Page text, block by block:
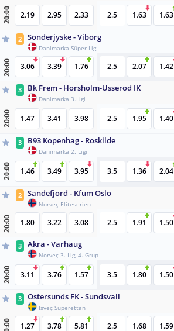
20:00 2.19 2.95 2.33 2.5 1.63 1.63
2 Sonderjyske - Viborg
Danimarka Süper Lig
20:00 3.06 3.39 1.76 2.5 2.07 1.42
3 Bk Frem - Horsholm-Usserod IK
Danimarka 3.Ligi
20:00 1.47 3.41 3.98 2.5 1.95 1.40
3 B93 Kopenhag - Roskilde
Danimarka 2. Ligi
20:00 1.46 3.49 3.95 3.5 1.36 2.04
2 Sandefjord - Kfum Oslo
Norveç Eliteserien
20:00 1.80 3.22 3.08 2.5 1.91 1.50
3 Akra - Varhaug
Norveç 3. Lig, 4. Grup
20:00 3.11 3.76 1.57 3.5 1.80 1.50
3 Ostersunds FK - Sundsvall
İsveç Superettan
20:00 1.27 3.78 5.81 2.5 1.68 1.59